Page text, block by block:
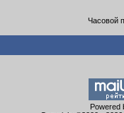
Часовой
Powered